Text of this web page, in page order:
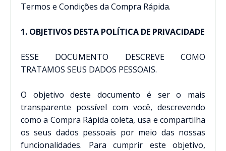
Termos e Condições da Compra Rápida.
1. OBJETIVOS DESTA POLÍTICA DE PRIVACIDADE
ESSE DOCUMENTO DESCREVE COMO
TRATAMOS SEUS DADOS PESSOAIS.
O objetivo deste documento é ser o mais
transparente possível com você, descrevendo
como a Compra Rápida coleta, usa e compartilha
os seus dados pessoais por meio das nossas
funcionalidades. Para cumprir este objetivo,